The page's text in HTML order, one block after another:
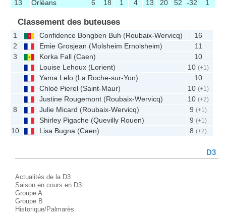
13
Orléans 6 18 1 4 13 20 52 -32 1
Classement des buteuses
1 Confidence Bongben Buh (Roubaix-Wervicq)
16
2
Emie Grosjean (Molsheim Ernolsheim)
11
3
Korka Fall (Caen)
10
Louise Lehoux (Lorient) 10(+1)
Yama Lelo (La Roche-sur-Yon)
10
Chloé Pierel (Saint-Maur) 10(+1)
Justine Rougemont (Roubaix-Wervicq) 10(+2)
8 Julie Micard (Roubaix-Wervicq) 9(+1)
Shirley Pigache (Quevilly Rouen) 9(+1)
10 Lisa Bugna (Caen) 8(+2)
D3
Actualités de la D3
Saison en cours en D3
Groupe A
Groupe B
Historique/Palmarès